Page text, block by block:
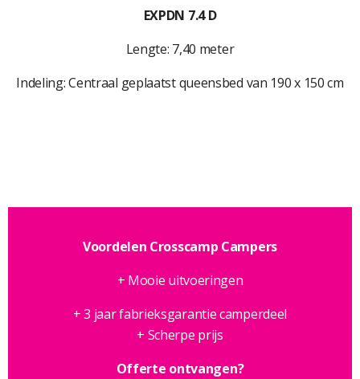
EXPDN 7.4 D
Lengte: 7,40 meter
Indeling: Centraal geplaatst queensbed van 190 x 150 cm
Voordelen Crosscamp Campers
+ Mooie uitvoeringen
+ 3 jaar fabrieksgarantie camperdeel
+ Scherpe prijs
Offerte ontvangen?